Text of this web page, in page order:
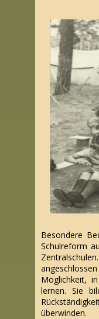
Besondere
Schulreform
Möglichkeit,
lernen. Sie
überwinden.